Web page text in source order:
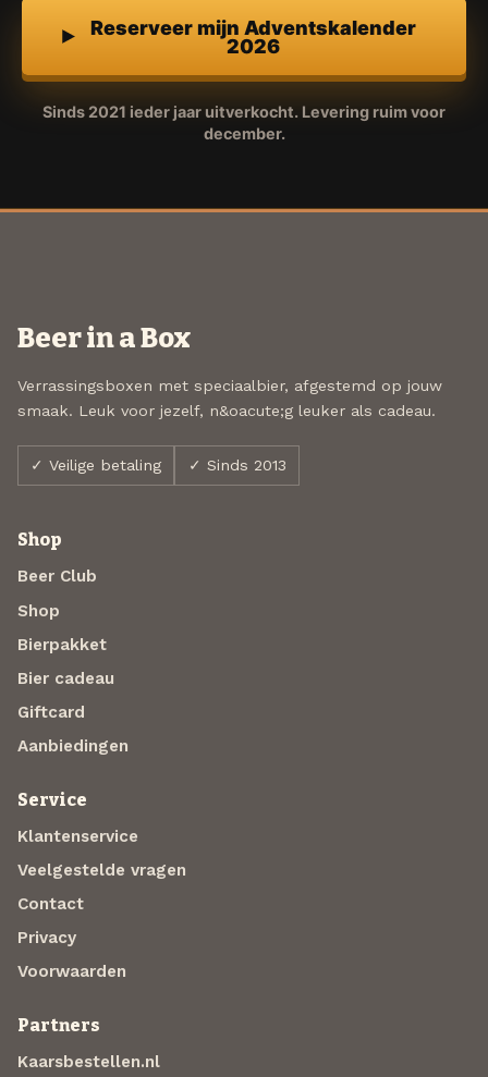
Reserveer mijn Adventskalender
2026
Sinds 2021 ieder jaar uitverkocht. Levering ruim voor
december.
Beer in a Box
Verrassingsboxen met speciaalbier, afgestemd op jouw
smaak. Leuk voor jezelf, n&oacute;g leuker als cadeau.
✓ Veilige betaling ✓ Sinds 2013
Shop
Beer Club
Shop
Bierpakket
Bier cadeau
Giftcard
Aanbiedingen
Service
Klantenservice
Veelgestelde vragen
Contact
Privacy
Voorwaarden
Partners
Kaarsbestellen.nl